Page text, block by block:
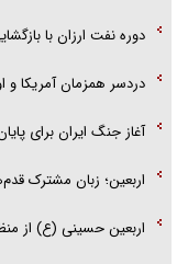
دوره نفت ارزان با
دردسر همزمان آمریکا
آغاز جنگ ایران برای
اربعین؛ زبان مشترک
اربعین حسینی (ع) از